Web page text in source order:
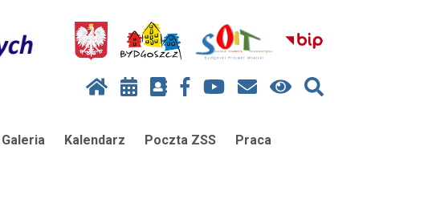
Galeria Kalendarz Poczta ZSS Praca